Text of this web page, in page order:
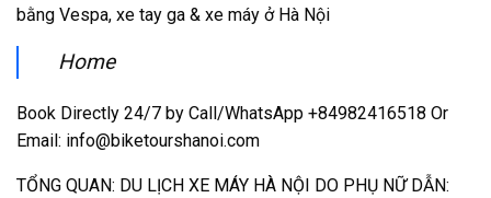
bằng Vespa, xe tay ga & xe máy ở Hà Nội
Home
Book Directly 24/7 by Call/WhatsApp +84982416518 Or
Email: info@biketourshanoi.com
TỔNG QUAN: DU LỊCH XE MÁY HÀ NỘI DO PHỤ NỮ DẪN: